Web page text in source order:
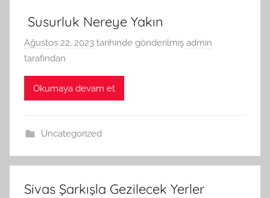
Susurluk Nereye Yakın
Ağustos 22, 2023 tarihinde gönderilmiş admin
tarafından
Okumaya devam et
Uncategorized
Sivas Şarkışla Gezilecek Yerler